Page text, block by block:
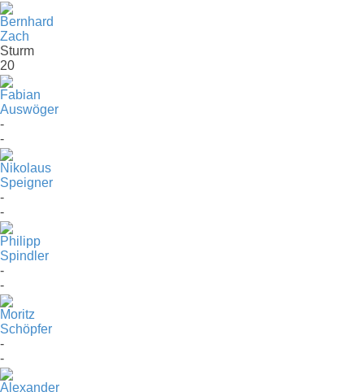
Bernhard
Zach
Sturm
20
Fabian
Auswöger
-
-
Nikolaus
Speigner
-
-
Philipp
Spindler
-
-
Moritz
Schöpfer
-
-
Alexander